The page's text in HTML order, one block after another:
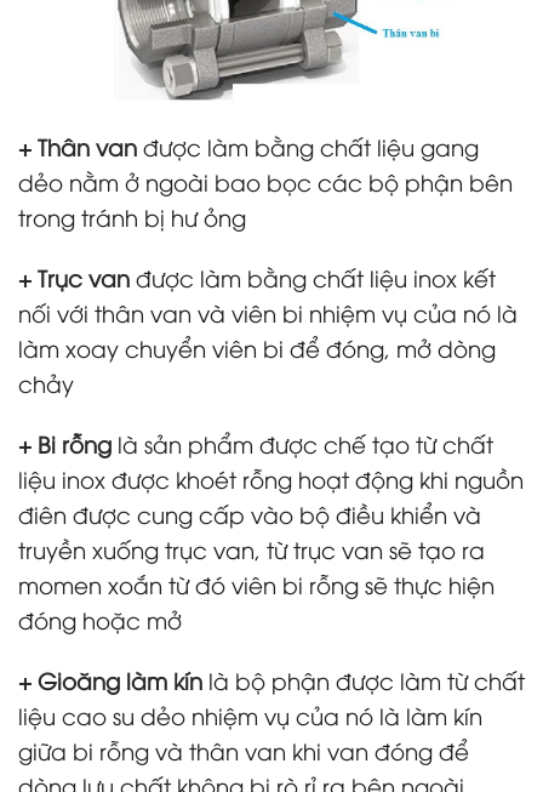
+ Thân van được làm bằng chất liệu gang
dẻo nằm ở ngoài bao bọc các bộ phận bên
trong tránh bị hư ỏng
+ Trục van được làm bằng chất liệu inox kết
nối với thân van và viên bi nhiệm vụ của nó là
làm xoay chuyển viên bi để đóng, mở dòng
chảy
+ Bi rỗng là sản phẩm được chế tạo từ chất
liệu inox được khoét rỗng hoạt động khi nguồn
điên được cung cấp vào bộ điều khiển và
truyền xuống trục van, từ trục van sẽ tạo ra
momen xoắn từ đó viên bi rỗng sẽ thực hiện
đóng hoặc mở
+ Gioăng làm kín là bộ phận được làm từ chất
liệu cao su dẻo nhiệm vụ của nó là làm kín
giữa bi rỗng và thân van khi van đóng để
dòng lưu chất không bị rò rỉ ra bên ngoài